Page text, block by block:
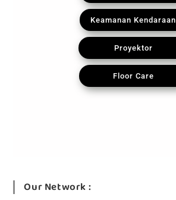
Keamanan Kendaraan
Proyektor
Floor Care
Our Network :